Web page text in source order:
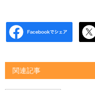
関連記事